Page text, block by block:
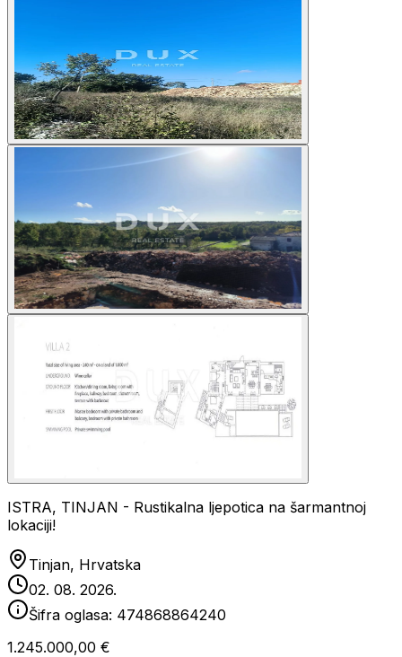
ISTRA, TINJAN - Rustikalna ljepotica na šarmantnoj
lokaciji!
Tinjan, Hrvatska
02. 08. 2026.
Šifra oglasa: 474868864240
1.245.000,00 €